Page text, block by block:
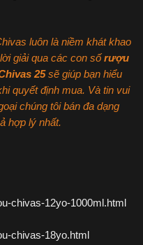
luôn là niềm khát khao
giải qua các con sốrượu
25sẽ giúp bạn hiểu
quyết định mua. Và tin vui
chúng tôi bán đa dạng
hợp lý nhất.
chivas-12yo-1000ml.html
chivas-18yo.html